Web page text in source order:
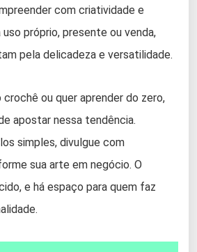
com criatividade e
próprio, presente ou venda,
pela delicadeza e versatilidade.
crochê ou quer aprender do zero,
apostar nessa tendência.
simples, divulgue com
sua arte em negócio. O
e há espaço para quem faz